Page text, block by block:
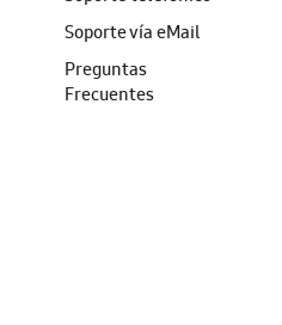
Soporte vía eMail
Preguntas
Frecuentes